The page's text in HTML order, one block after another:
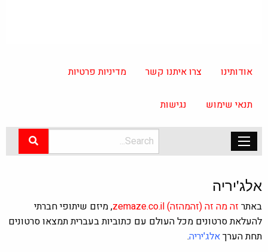
אודותינו צרו איתנו קשר מדיניות פרטיות
תנאי שימוש נגישות
אלג'יריה
באתרזה מה זה(זהמהזה)zemaze.co.il, מיזם שיתופי חברתי
להעלאת סרטונים מכל העולם עם כתוביות בעברית תמצאו סרטונים
תחת הערךאלג'יריה.